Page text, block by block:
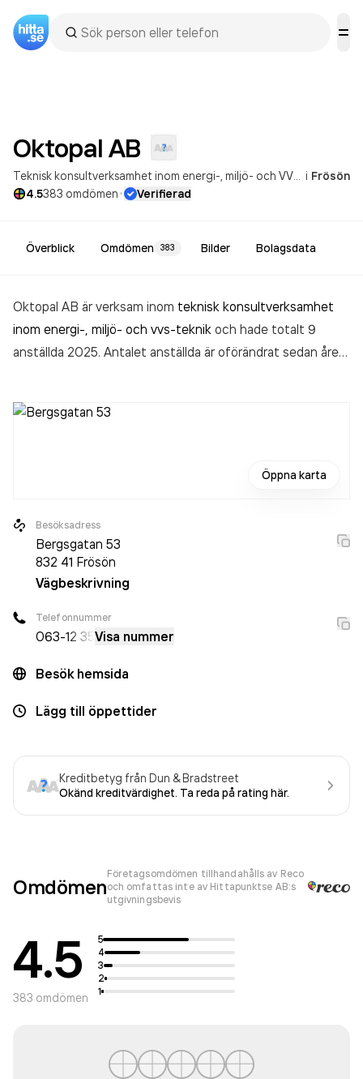
Oktopal AB
i Frösön
4.5383 omdömen· Verifierad
Överblick Omdömen 383 Bilder Bolagsdata
Oktopal AB är verksam inom teknisk konsultverksamhet
inom energi-, miljö- och vvs-teknik och hade totalt 9
anställda 2025. Antalet anställda är oförändrat sedan året
räkenskapsåret (2025).
Öppna karta
Besöksadress
Bergsgatan 53
832 41 Frösön
Vägbeskrivning
Telefonnummer
063-12 35Visa nummer
Besök hemsida
Lägg till öppettider
Kreditbetyg från Dun & Bradstreet
Okänd kreditvärdighet. Ta reda på rating här.
Omdömen
Företagsomdömen tillhandahålls av Reco
och omfattas inte av Hittapunktse AB:s
utgivningsbevis
4.5
383 omdömen
5
4
3
2
1